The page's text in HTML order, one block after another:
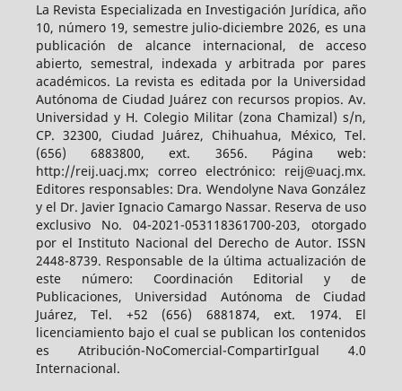
La Revista Especializada en Investigación Jurídica, año
10, número 19, semestre julio-diciembre 2026, es una
publicación de alcance internacional, de acceso
abierto, semestral, indexada y arbitrada por pares
académicos. La revista es editada por la Universidad
Autónoma de Ciudad Juárez con recursos propios. Av.
Universidad y H. Colegio Militar (zona Chamizal) s/n,
CP. 32300, Ciudad Juárez, Chihuahua, México, Tel.
(656) 6883800, ext. 3656. Página web:
http://reij.uacj.mx; correo electrónico: reij@uacj.mx.
Editores responsables: Dra. Wendolyne Nava González
y el Dr. Javier Ignacio Camargo Nassar. Reserva de uso
exclusivo No. 04-2021-053118361700-203, otorgado
por el Instituto Nacional del Derecho de Autor. ISSN
2448-8739. Responsable de la última actualización de
este número: Coordinación Editorial y de
Publicaciones, Universidad Autónoma de Ciudad
Juárez, Tel. +52 (656) 6881874, ext. 1974. El
licenciamiento bajo el cual se publican los contenidos
es Atribución-NoComercial-CompartirIgual 4.0
Internacional.